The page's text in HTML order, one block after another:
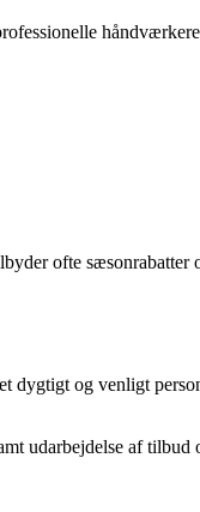
ofte
og venligt
udarbejdelse af